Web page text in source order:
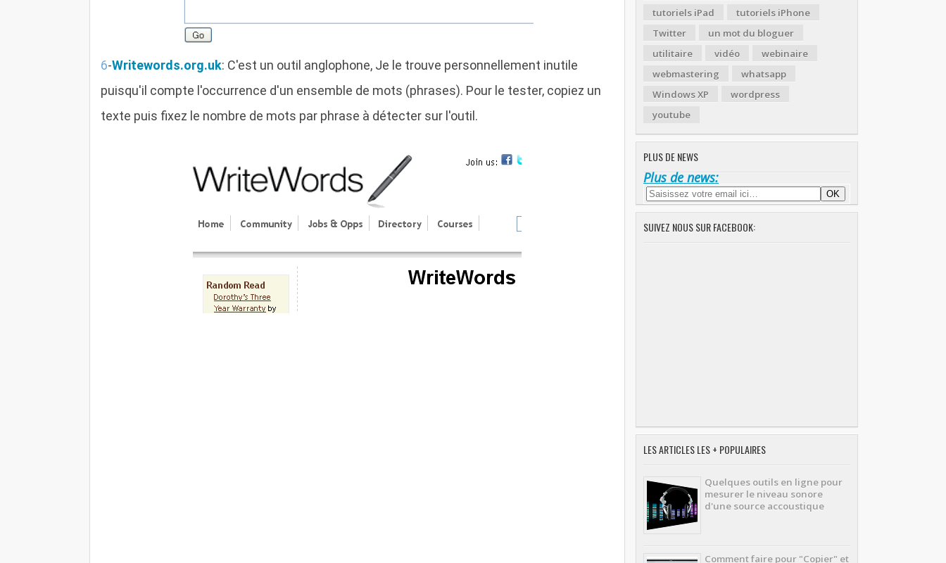
6-Writewords.org.uk: C'est un outil anglophone, Je le trouve personnellement inutile
puisqu'il compte l'occurrence d'un ensemble de mots (phrases). Pour le tester, copiez un
texte puis fixez le nombre de mots par phrase à détecter sur l'outil.
tutoriels iPad
tutoriels iPhone
Twitter
un mot du bloguer
utilitaire
vidéo
webinaire
webmastering
whatsapp
Windows XP
wordpress
youtube
PLUS DE NEWS
Plus de news:
SUIVEZ NOUS SUR FACEBOOK:
LES ARTICLES LES + POPULAIRES
Quelques outils en ligne pour
mesurer le niveau sonore
d'une source accoustique
Comment faire pour "Copier" et